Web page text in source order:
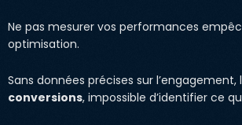
Ne pas mesurer vos performances
optimisation.
Sans données précises sur l’engagement,
conversions, impossible d’identifier ce